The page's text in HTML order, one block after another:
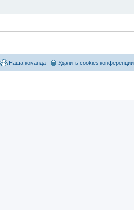
Удалить cookies конференции
Наша команда